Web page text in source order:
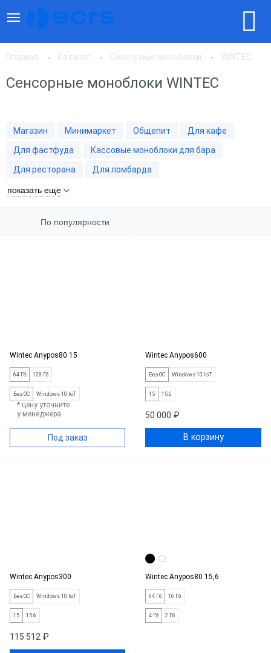
Главная Каталог Сенсорные моноблоки WINTEC
Сенсорные моноблоки WINTEC
Магазин Минимаркет Общепит
Для кафе
Для фастфуда
Кассовые моноблоки для бара
Для ресторана
Для ломбарда
показать еще
По популярности
По цене, по возрастанию
Wintec Anypos80 15
64 Гб 128 Гб
Без ОС Windows 10 IoT
* цену уточните
у менеджера
Под заказ
Wintec Anypos600
Без ОС Windows 10 IoT
15 15.6
50 000 ₽
В корзину
Wintec Anypos300
Без ОС Windows 10 IoT
15 15.6
115 512 ₽
Wintec Anypos80 15,6
64 Гб 16 Гб
4 Гб 2 Гб